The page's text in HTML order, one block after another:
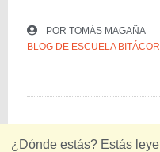
POR TOMÁS MAGAÑA
BLOG DE ESCUELA
¿Dónde estás? Estás